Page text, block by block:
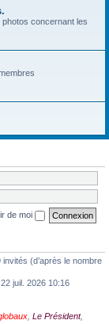
concernant les
de moi
(d’après le nombre
22 juil. 2026 10:16
Le Président,